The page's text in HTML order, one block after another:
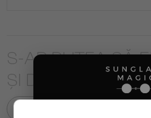
S-AR PUTEA SĂ
ȘI DE